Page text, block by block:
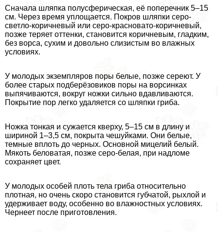
Сначала шляпка полусферическая, её поперечник 5–15
см. Через время уплощается. Покров шляпки серо-
светло-коричневый или серо-красновато-коричневый,
позже теряет оттенки, становится коричневым, гладким,
без ворса, сухим и довольно слизистым во влажных
условиях.
У молодых экземпляров поры белые, позже сереют. У
более старых подберёзовиков поры на ворсинках
выпячиваются, вокруг ножки сильно вдавливаются.
Покрытие пор легко удаляется со шляпки гриба.
Ножка тонкая и сужается кверху, 5–15 см в длину и
шириной 1–3,5 см, покрыта чешуйками. Они белые,
темные вплоть до черных. Основной мицелий белый.
Мякоть беловатая, позже серо-белая, при надломе
сохраняет цвет.
У молодых особей плоть тела гриба относительно
плотная, но очень скоро становится губчатой, рыхлой и
удерживает воду, особенно во влажностных условиях.
Чернеет после приготовления.